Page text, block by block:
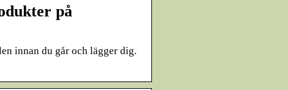
på
innan du går och lägger dig.